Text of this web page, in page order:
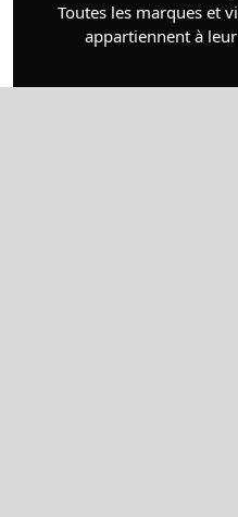
Toutes les marques et
appartiennent à